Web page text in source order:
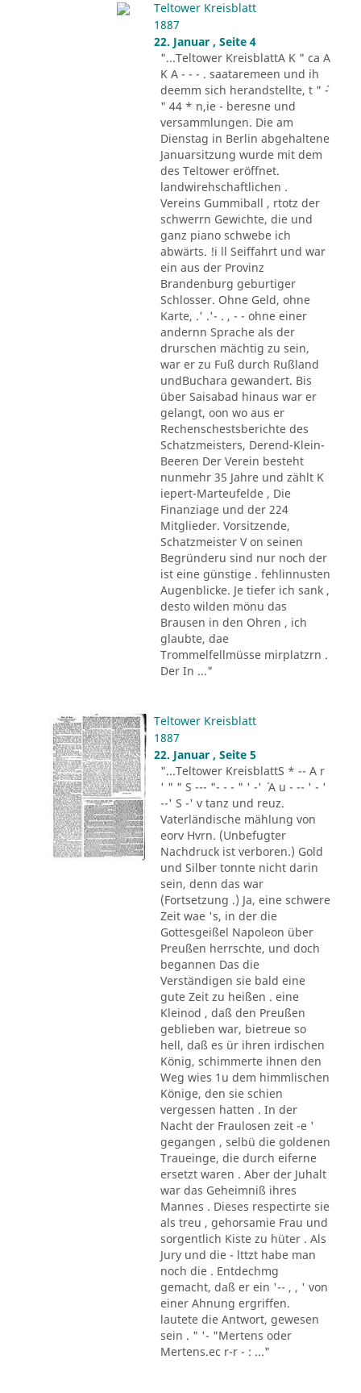
Teltower Kreisblatt
1887
22. Januar , Seite 4
"...Teltower KreisblattA K " ca A
K A - - - . saataremeen und ih
deemm sich herandstellte, t " ´-
" 44 * n,ie - beresne und
versammlungen. Die am
Dienstag in Berlin abgehaltene
Januarsitzung wurde mit dem
des Teltower eröffnet.
landwirehschaftlichen .
Vereins Gummiball , rtotz der
schwerrn Gewichte, die und
ganz piano schwebe ich
abwärts. !i ll Seiffahrt und war
ein aus der Provinz
Brandenburg geburtiger
Schlosser. Ohne Geld, ohne
Karte, .' .'- . , - - ohne einer
andernn Sprache als der
drurschen mächtig zu sein,
war er zu Fuß durch Rußland
undBuchara gewandert. Bis
über Saisabad hinaus war er
gelangt, oon wo aus er
Rechenschestsberichte des
Schatzmeisters, Derend-Klein-
Beeren Der Verein besteht
nunmehr 35 Jahre und zählt K
iepert-Marteufelde , Die
Finanziage und der 224
Mitglieder. Vorsitzende,
Schatzmeister V on seinen
Begründeru sind nur noch der
ist eine günstige . fehlinnusten
Augenblicke. Je tiefer ich sank ,
desto wilden mönu das
Brausen in den Ohren , ich
glaubte, dae
Trommelfellmüsse mirplatzrn .
Der In ..."
Teltower Kreisblatt
1887
22. Januar , Seite 5
"...Teltower KreisblattS * -- A r
' " " S --- "- - - " ' -' ´ A u - -- ' - '
--' S -' v tanz und reuz.
Vaterländische mählung von
eorv Hvrn. (Unbefugter
Nachdruck ist verboren.) Gold
und Silber tonnte nicht darin
sein, denn das war
(Fortsetzung .) Ja, eine schwere
Zeit wae 's, in der die
Gottesgeißel Napoleon über
Preußen herrschte, und doch
begannen Das die
Verständigen sie bald eine
gute Zeit zu heißen . eine
Kleinod , daß den Preußen
geblieben war, bietreue so
hell, daß es ür ihren irdischen
König, schimmerte ihnen den
Weg wies 1u dem himmlischen
Könige, den sie schien
vergessen hatten . In der
Nacht der Fraulosen zeit -e '
gegangen , selbü die goldenen
Traueinge, die durch eiferne
ersetzt waren . Aber der Juhalt
war das Geheimniß ihres
Mannes . Dieses respectirte sie
als treu , gehorsamie Frau und
sorgentlich Kiste zu hüter . Als
Jury und die - lttzt habe man
noch die . Entdechmg
gemacht, daß er ein '-- , , ' von
einer Ahnung ergriffen.
lautete die Antwort, gewesen
sein . " '- "Mertens oder
Mertens.ec r-r - : ..."